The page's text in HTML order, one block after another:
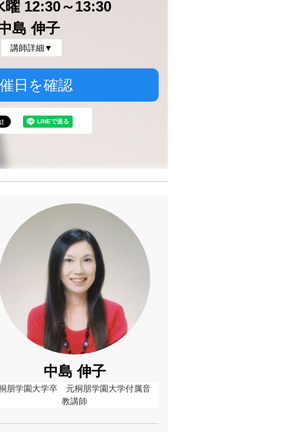
曜 12:30～13:30
島 伸子
講師詳細▼
日を確認
中島 伸子
朋学園大学卒　元桐朋学園大学付属音
教講師